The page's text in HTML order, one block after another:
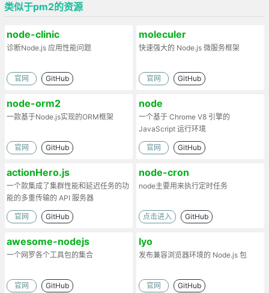
类似于pm2的资源
node-clinic
诊断Node.js 应用性能问题
官网 GitHub
moleculer
快速强大的 Node.js 微服务框架
官网 GitHub
node-orm2
一款基于Node.js实现的ORM框架
官网 GitHub
node
一个基于 Chrome V8 引擎的
JavaScript 运行环境
官网 GitHub
actionHero.js
一个款集成了集群性能和延迟任务的功
能的多重传输的 API 服务器
官网 GitHub
node-cron
node主要用来执行定时任务
点击进入 GitHub
awesome-nodejs
一个网罗各个工具包的集合
官网 GitHub
lyo
发布兼容浏览器环境的 Node.js 包
官网 GitHub